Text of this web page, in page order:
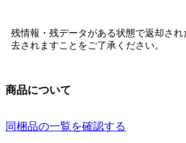
残情報・残データがある状態で返却され
去されますことをご了承ください。
商品について
同梱品の一覧を確認する